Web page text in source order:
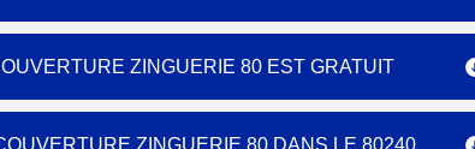
ZINGUERIE 80 EST GRATUIT
ZINGUERIE 80 DANS LE 80240